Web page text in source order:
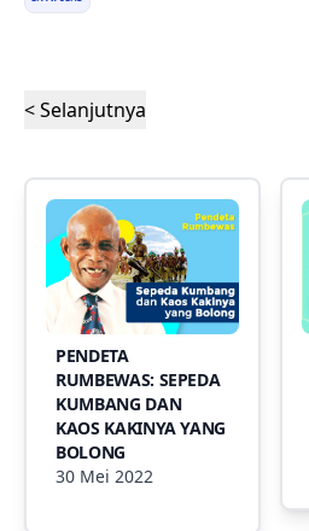
< Selanjutnya
PENDETA
RUMBEWAS: SEPEDA
KUMBANG DAN
KAOS KAKINYA YANG
BOLONG
30 Mei 2022